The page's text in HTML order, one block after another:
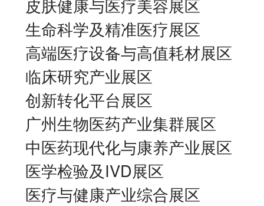
皮肤健康与医疗美容展区
生命科学及精准医疗展区
高端医疗设备与高值耗材展区
临床研究产业展区
创新转化平台展区
广州生物医药产业集群展区
中医药现代化与康养产业展区
医学检验及IVD展区
医疗与健康产业综合展区